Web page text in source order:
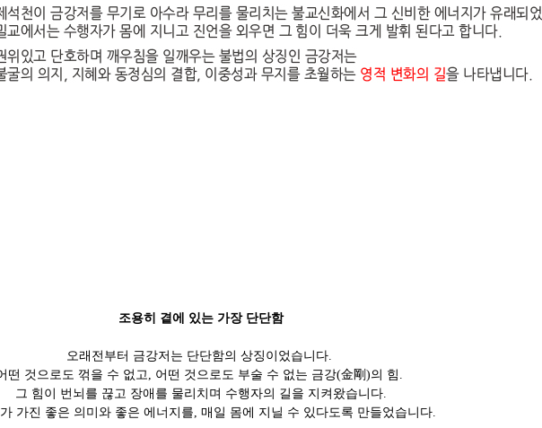
조용히 곁에 있는 가장 단단함
오래전부터 금강저는 단단함의 상징이었습니다.
떤 것으로도 꺾을 수 없고, 어떤 것으로도 부술 수 없는 금강(金剛)의 힘.
그 힘이 번뇌를 끊고 장애를 물리치며 수행자의 길을 지켜왔습니다.
가진 좋은 의미와 좋은 에너지를, 매일 몸에 지닐 수 있다도록 만들었습니다.